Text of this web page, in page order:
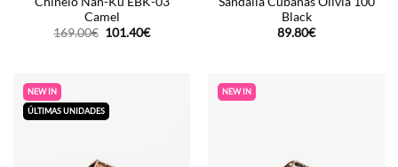
Camel
169.00€ O
101.40€O
Black
89.80€
NEW IN
ÚLTIMAS UNIDADES
NEW IN